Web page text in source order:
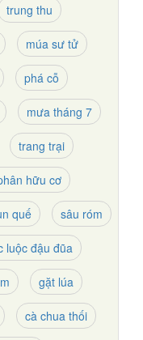
trung thu
múa sư tử
phá cỗ
mưa tháng 7
trang trại
hữu cơ
quế sâu róm
luộc đậu đũa
gặt lúa
cà chua thối